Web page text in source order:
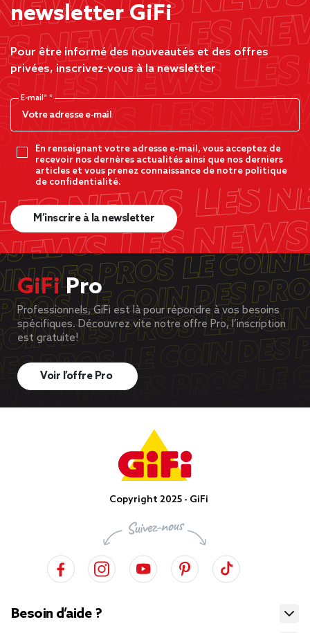
newsletter GiFi
Pour être informé des nouveautés et des offres
privées, inscrivez-vous à la newsletter
E-mail*
En renseignant votre adresse e-mail, vous acceptez de
recevoir nos dernères actualités ainsi que nos derniers
articles et vous prenez connaissance de notre politique
de confidentialité.
M’inscrire à la newsletter
GiFiPro
Professionnels, GiFi est là pour répondre à vos besoins
spécifiques. Découvrez vite notre offre Pro, l’inscription
est gratuite!
Voir l’offre Pro
Copyright 2025 - GiFi
Besoin d’aide ?